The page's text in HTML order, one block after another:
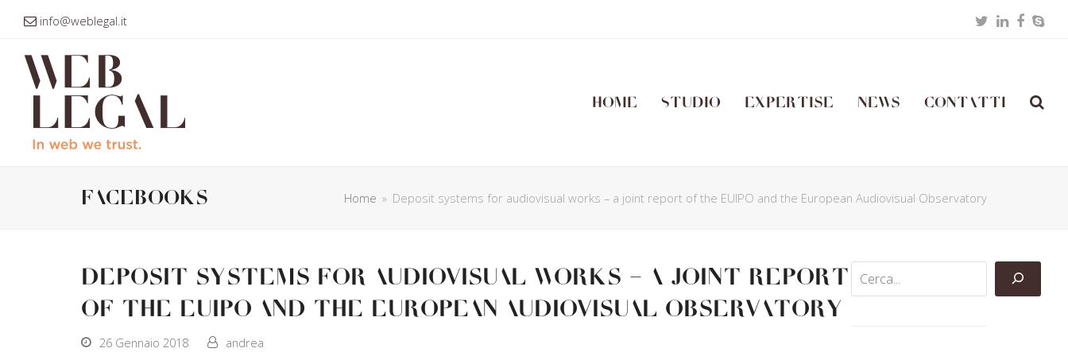
info@weblegal.it TwitterLinkedIn
Home Studio Expertise News Contatti
facebooks Home » Deposit systems for audiovisual works – a joint report of the EUIPO and the European Audiovisual Observatory
Deposit systems for audiovisual works – a joint report
of the EUIPO and the European Audiovisual Observatory
26 Gennaio 2018 andrea